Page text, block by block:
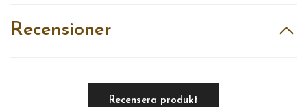
Recensioner
Recensera produkt